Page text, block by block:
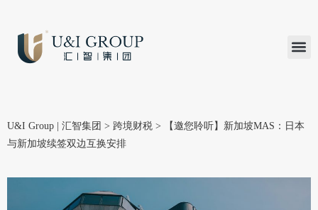
U&I Group | 汇智集团 > 跨境财税 >
【邀您聆听】新加坡MAS：日本
与新加坡续签双边互换安排